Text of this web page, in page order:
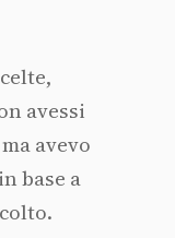
avessi
avevo
base a